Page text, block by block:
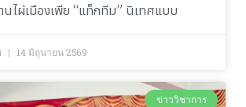
ไผ่เมืองเพีย “แท็กทีม” นิเทศแบบ
14 มิถุนายน 2569
ข่าววิชาการ